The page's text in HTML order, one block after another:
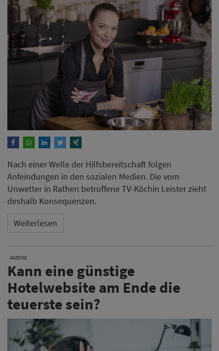
Nach einer Welle der Hilfsbereitschaft folgen
Anfeindungen in den sozialen Medien. Die vom
Unwetter in Rathen betroffene TV-Köchin Leister zieht
deshalb Konsequenzen.
Weiterlesen
ANZEIGE
Kann eine günstige
Hotelwebsite am Ende die
teuerste sein?